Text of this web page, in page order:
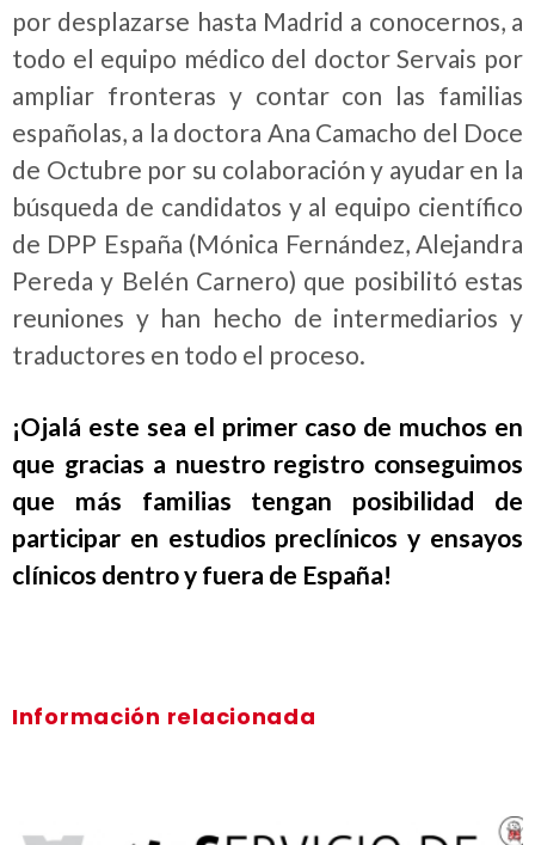
por desplazarse hasta Madrid a conocernos, a
todo el equipo médico del doctor Servais por
ampliar fronteras y contar con las familias
españolas, a la doctora Ana Camacho del Doce
de Octubre por su colaboración y ayudar en la
búsqueda de candidatos y al equipo científico
de DPP España (Mónica Fernández, Alejandra
Pereda y Belén Carnero) que posibilitó estas
reuniones y han hecho de intermediarios y
traductores en todo el proceso.
¡Ojalá este sea el primer caso de muchos en
que gracias a nuestro registro conseguimos
que más familias tengan posibilidad de
participar en estudios preclínicos y ensayos
clínicos dentro y fuera de España!
Información relacionada